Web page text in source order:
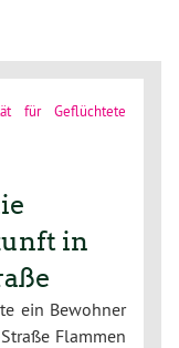
für Geflüchtete
in
ein Bewohner
Flammen